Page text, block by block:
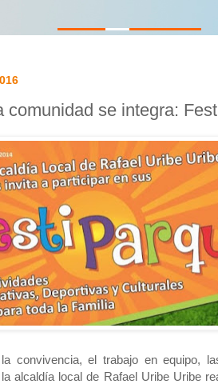
comunidad se integra:
convivencia, el trabajo en equipo,
alcaldía local de Rafael Uribe Uribe